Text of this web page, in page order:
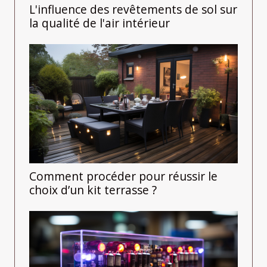
L'influence des revêtements de sol sur
la qualité de l'air intérieur
Comment procéder pour réussir le
choix d’un kit terrasse ?